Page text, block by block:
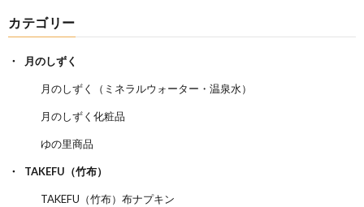
カテゴリー
月のしずく
月のしずく（ミネラルウォーター・温泉水）
月のしずく化粧品
ゆの里商品
TAKEFU（竹布）
TAKEFU（竹布）布ナプキン